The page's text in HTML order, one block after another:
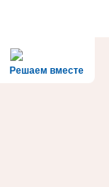
Решаем вместе